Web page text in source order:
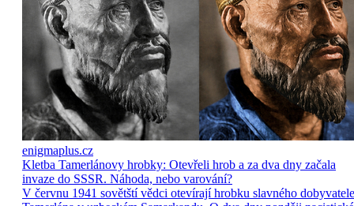
enigmaplus.cz
Kletba Tamerlánovy hrobky: Otevřeli hrob a za dva dny začala
invaze do SSSR. Náhoda, nebo varování?
V červnu 1941 sovětští vědci otevírají hrobku slavného dobyvatele